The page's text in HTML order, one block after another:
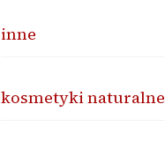
inne
kosmetyki naturalne